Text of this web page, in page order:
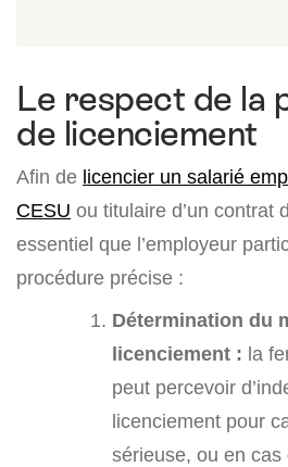
Le respect de la
de licenciement
Afin de licencier un salarié
CESU ou titulaire d’un contrat
essentiel que l’employeur
procédure précise :
Détermination du
licenciement : la
peut percevoir
licenciement pour
sérieuse, ou en